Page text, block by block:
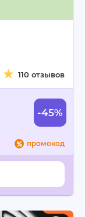
110 отзывов
-45%
промокод